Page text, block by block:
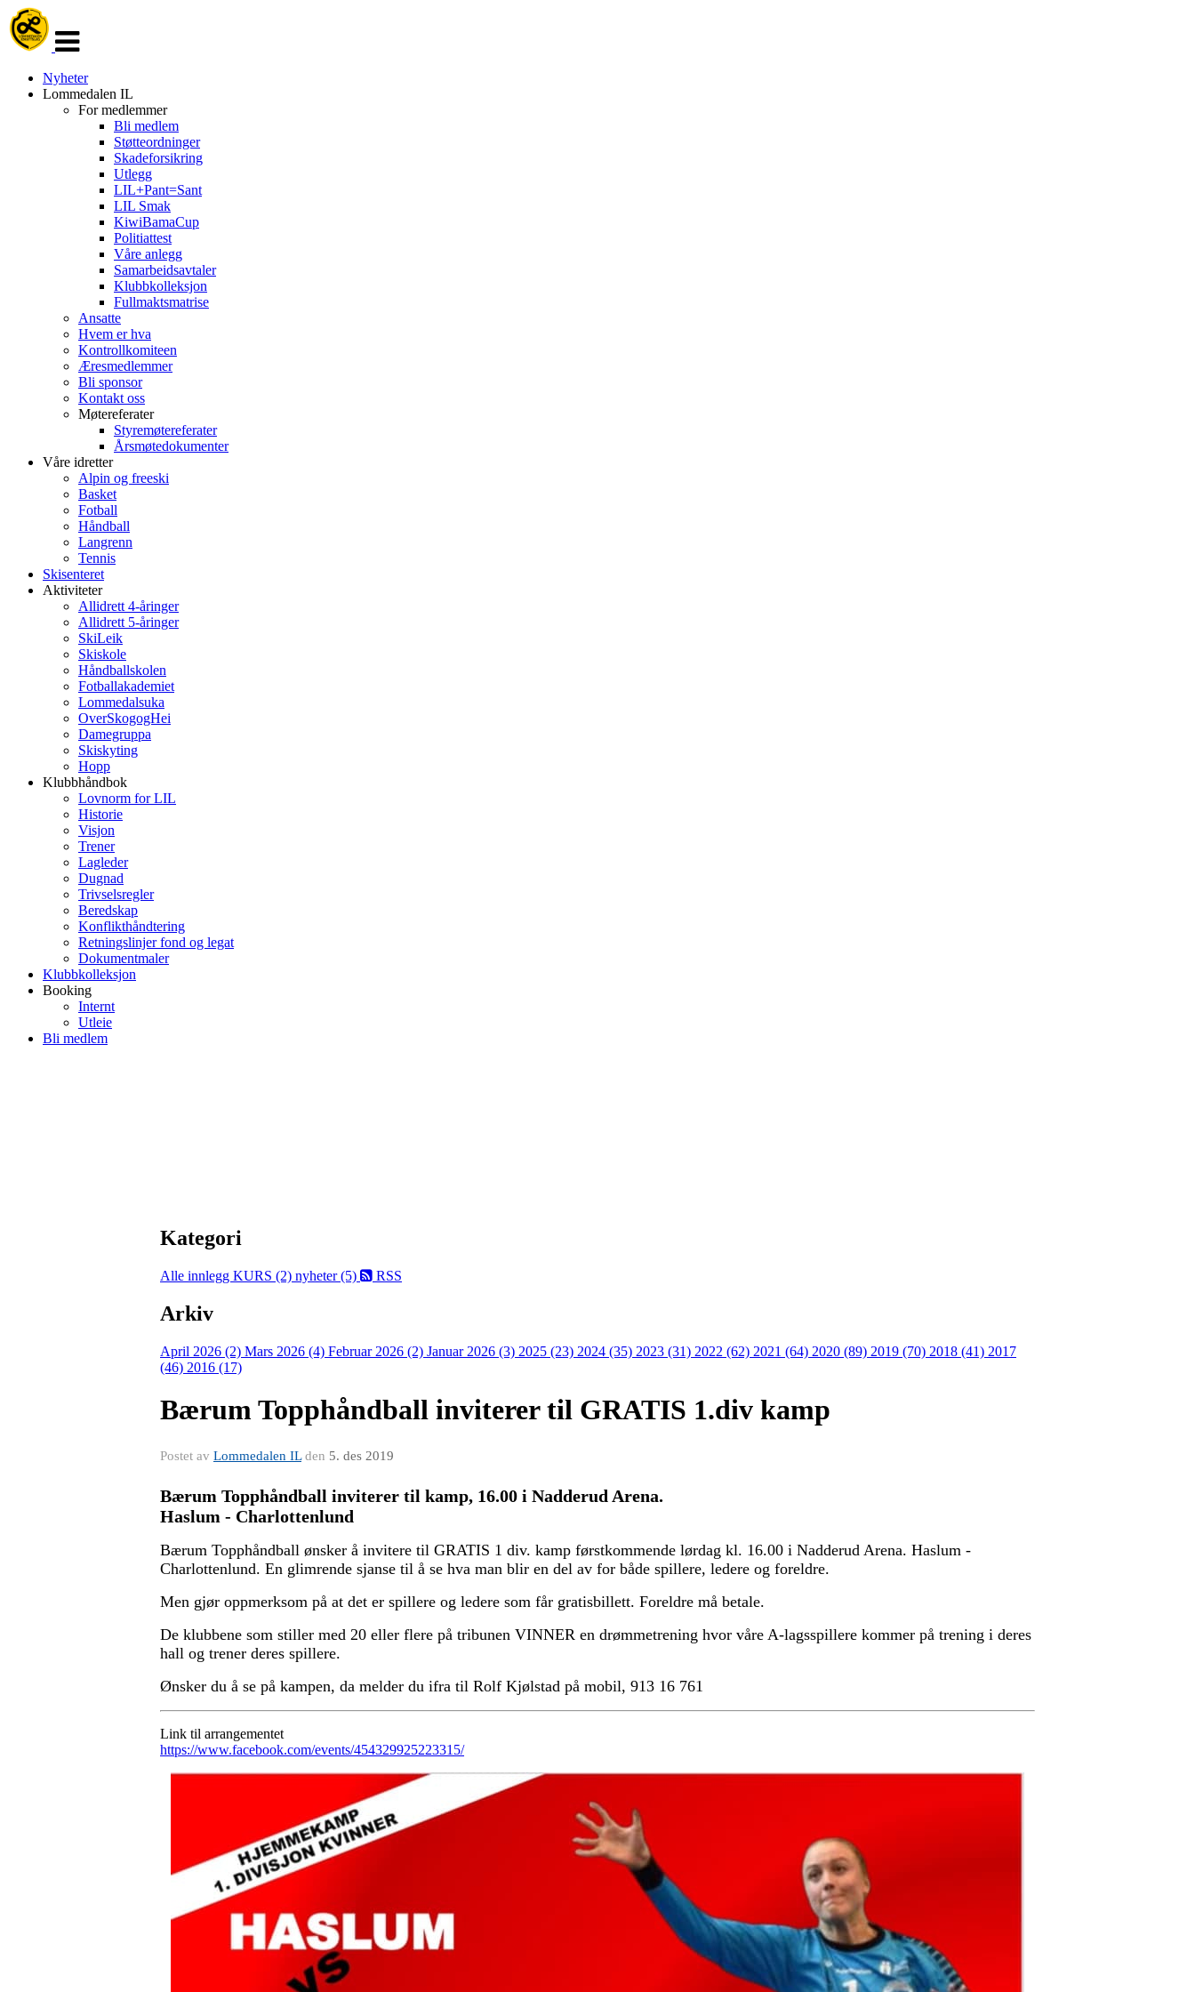
navigasjon
Nyheter
Lommedalen IL
For medlemmer
Bli medlem
Støtteordninger
Skadeforsikring
Utlegg
LIL+Pant=Sant
LIL Smak
KiwiBamaCup
Politiattest
Våre anlegg
Samarbeidsavtaler
Klubbkolleksjon
Fullmaktsmatrise
Ansatte
Hvem er hva
Kontrollkomiteen
Æresmedlemmer
Bli sponsor
Kontakt oss
Møtereferater
Styremøtereferater
Årsmøtedokumenter
Våre idretter
Alpin og freeski
Basket
Fotball
Håndball
Langrenn
Tennis
Skisenteret
Aktiviteter
Allidrett 4-åringer
Allidrett 5-åringer
SkiLeik
Skiskole
Håndballskolen
Fotballakademiet
Lommedalsuka
OverSkogogHei
Damegruppa
Skiskyting
Hopp
Klubbhåndbok
Lovnorm for LIL
Historie
Visjon
Trener
Lagleder
Dugnad
Trivselsregler
Beredskap
Konflikthåndtering
Retningslinjer fond og legat
Dokumentmaler
Klubbkolleksjon
Booking
Internt
Utleie
Bli medlem
Kategori
Alle innlegg KURS (2) nyheter (5) RSS
Arkiv
April 2026 (2) Mars 2026 (4) Februar 2026 (2) Januar 2026 (3) 2025 (23) 2024 (35) 2023 (31) 2022 (62) 2021 (64) 2020 (89) 2019 (70) 2018 (41) 2017
(46) 2016 (17)
Bærum Topphåndball inviterer til GRATIS 1.div kamp
Postet av Lommedalen ILden 5. des 2019
Bærum Topphåndball inviterer til kamp, 16.00 i Nadderud Arena.
Haslum - Charlottenlund
Bærum Topphåndball ønsker å invitere til GRATIS 1 div. kamp førstkommende lørdag kl. 16.00 i Nadderud Arena. Haslum -
Charlottenlund. En glimrende sjanse til å se hva man blir en del av for både spillere, ledere og foreldre.
Men gjør oppmerksom på at det er spillere og ledere som får gratisbillett. Foreldre må betale.
De klubbene som stiller med 20 eller flere på tribunen VINNER en drømmetrening hvor våre A-lagsspillere kommer på trening i deres
hall og trener deres spillere.
Ønsker du å se på kampen, da melder du ifra til Rolf Kjølstad på mobil, 913 16 761
Link til arrangementet
https://www.facebook.com/events/454329925223315/